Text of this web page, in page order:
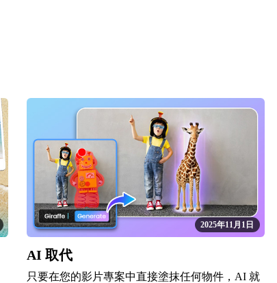
2025年11月1日
AI 取代
只要在您的影片專案中直接塗抹任何物件，AI 就